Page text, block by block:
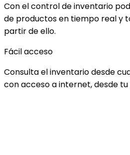
Con el control de inventario
de productos en tiempo real y
partir de ello.
Fácil acceso
Consulta el inventario desde
con acceso a internet, desde tu